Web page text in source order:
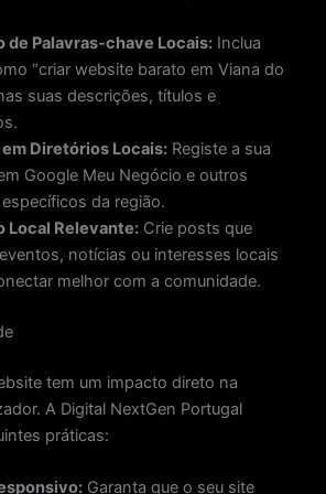
de Palavras-chave Locais: Inclua
“criar website barato em Viana do
suas descrições, títulos e
Diretórios Locais: Registe a sua
Google Meu Negócio e outros
da região.
Local Relevante: Crie posts que
notícias ou interesses locais
melhor com a comunidade.
tem um impacto direto na
A Digital NextGen Portugal
práticas:
Garanta que o seu site